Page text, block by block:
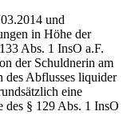
und
in Höhe der
Abs. 1 InsO a.F.
der Schuldnerin am
des Abflusses liquider
eine
des § 129 Abs. 1 InsO